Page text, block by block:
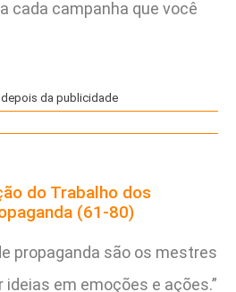
cada campanha que você
da publicidade
do Trabalho dos
(61-80)
propaganda são os mestres
em emoções e ações.”